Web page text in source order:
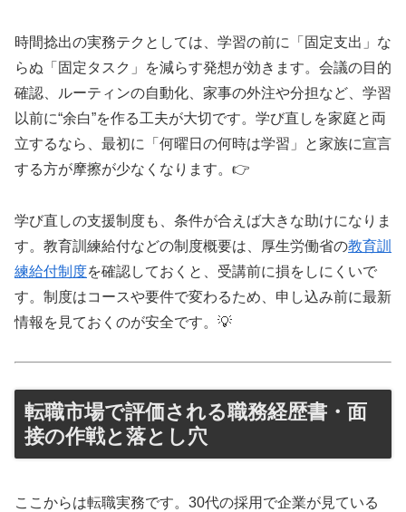
時間捻出の実務テクとしては、学習の前に「固定支出」な
らぬ「固定タスク」を減らす発想が効きます。会議の目的
確認、ルーティンの自動化、家事の外注や分担など、学習
以前に“余白”を作る工夫が大切です。学び直しを家庭と両
立するなら、最初に「何曜日の何時は学習」と家族に宣言
する方が摩擦が少なくなります。👉
学び直しの支援制度も、条件が合えば大きな助けになりま
す。教育訓練給付などの制度概要は、厚生労働省の教育訓
練給付制度を確認しておくと、受講前に損をしにくいで
す。制度はコースや要件で変わるため、申し込み前に最新
情報を見ておくのが安全です。💡
転職市場で評価される職務経歴書・面
接の作戦と落とし穴
ここからは転職実務です。30代の採用で企業が見ている